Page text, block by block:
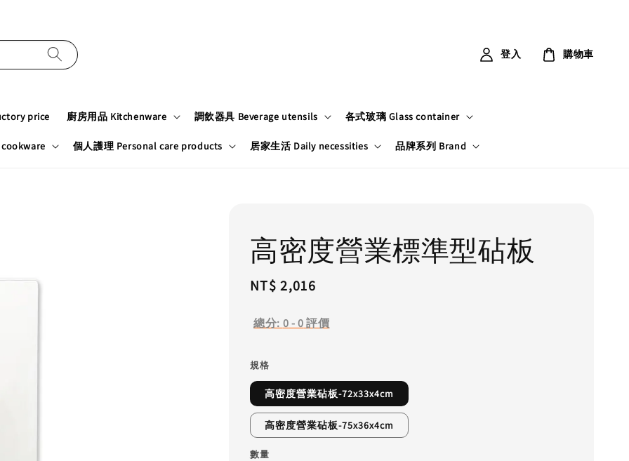
price 廚房用品 Kitchenware 調飲器具 Beverage utensils 各式玻璃 Glass container
個人護理 Personal care products 居家生活 Daily necessities 品牌系列 Brand
登入 購物車
高密度營業標準型砧板
Regular
NT$ 2,016
總分: 0-0評價
規格
高密度營業砧板-72x33x4cm
高密度營業砧板-75x36x4cm
數量